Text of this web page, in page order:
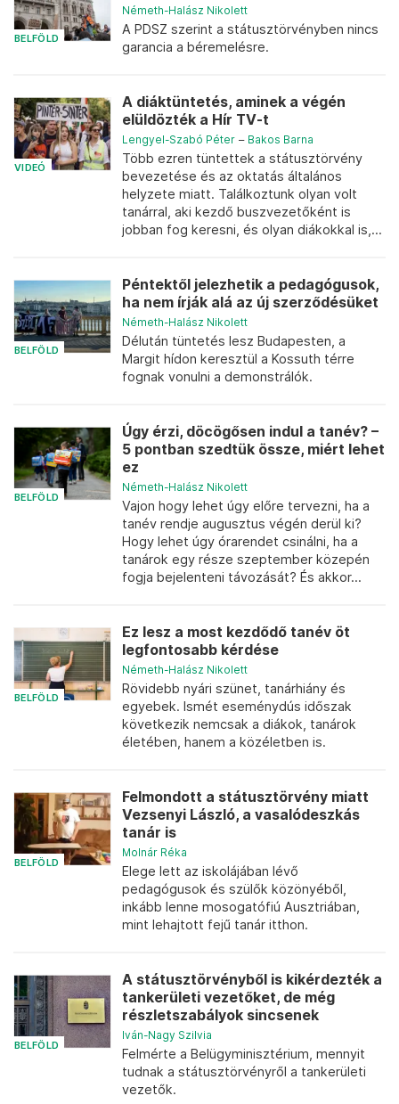
BELFÖLD
Németh-Halász Nikolett
A PDSZ szerint a státusztörvényben nincs
garancia a béremelésre.
VIDEÓ
A diáktüntetés, aminek a végén
elüldözték a Hír TV-t
Lengyel-Szabó Péter – Bakos Barna
Több ezren tüntettek a státusztörvény
bevezetése és az oktatás általános
helyzete miatt. Találkoztunk olyan volt
tanárral, aki kezdő buszvezetőként is
jobban fog keresni, és olyan diákokkal is,...
BELFÖLD
Péntektől jelezhetik a pedagógusok,
ha nem írják alá az új szerződésüket
Németh-Halász Nikolett
Délután tüntetés lesz Budapesten, a
Margit hídon keresztül a Kossuth térre
fognak vonulni a demonstrálók.
BELFÖLD
Úgy érzi, döcögősen indul a tanév? –
5 pontban szedtük össze, miért lehet
ez
Németh-Halász Nikolett
Vajon hogy lehet úgy előre tervezni, ha a
tanév rendje augusztus végén derül ki?
Hogy lehet úgy órarendet csinálni, ha a
tanárok egy része szeptember közepén
fogja bejelenteni távozását? És akkor...
BELFÖLD
Ez lesz a most kezdődő tanév öt
legfontosabb kérdése
Németh-Halász Nikolett
Rövidebb nyári szünet, tanárhiány és
egyebek. Ismét eseménydús időszak
következik nemcsak a diákok, tanárok
életében, hanem a közéletben is.
BELFÖLD
Felmondott a státusztörvény miatt
Vezsenyi László, a vasalódeszkás
tanár is
Molnár Réka
Elege lett az iskolájában lévő
pedagógusok és szülők közönyéből,
inkább lenne mosogatófiú Ausztriában,
mint lehajtott fejű tanár itthon.
BELFÖLD
A státusztörvényből is kikérdezték a
tankerületi vezetőket, de még
részletszabályok sincsenek
Iván-Nagy Szilvia
Felmérte a Belügyminisztérium, mennyit
tudnak a státusztörvényről a tankerületi
vezetők.